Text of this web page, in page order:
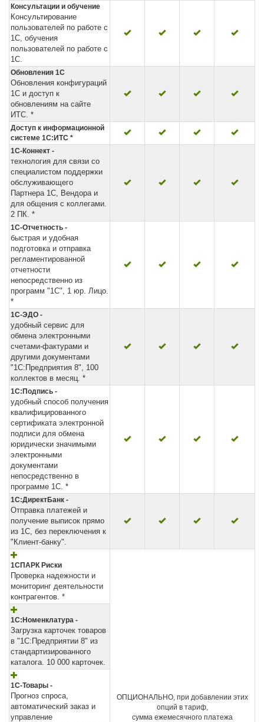
Консультации и обучение
Консультирование
пользователей по работе с
1С, обучения
пользователей по работе с
1С.
Обновления 1С
Обновления конфигураций
1С и доступ к
обновлениям на сайте
ИТС. *
Доступ к информационной
системе 1С:ИТС *
1С-Коннект -
технология для связи со
специалистом поддержки
обслуживающего
Партнера 1С, Вендора и
для общения с коллегами.
2 ПК. *
1С-Отчетность -
быстрая и удобная
подготовка и отправка
регламентированной
отчетности
непосредственно из
программ "1С", 1 юр. Лицо.
*
1С-ЭДО -
удобный сервис для
обмена электронными
счетами-фактурами и
другими документами
"1С:Предприятия 8", 100
коллектов в месяц. *
1С:Подпись -
удобный способ получения
квалифицированного
сертификата электронной
подписи для обмена
юридически значимыми
электронными
документами
непосредственно в
программе 1С. *
1С:ДиректБанк -
Отправка платежей и
получение выписок прямо
из 1С, без переключения к
"Клиент-банку".
1СПАРК Риски
Проверка надежности и
мониторинг деятельности
контрагентов. *
ОПЦИОНАЛЬНО, при добавлении этих
опций в тариф,
сумма ежемесячного платежа
1С:Номенклатура -
Загрузка карточек товаров
в "1С:Предприятии 8" из
стандартизированного
каталога. 10 000 карточек.
1С-Товары -
Прогноз спроса,
автоматический заказ и
управление